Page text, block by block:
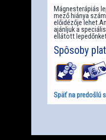
Mágnesterápiás
mező hiánya
előidézője
ajánljuk a
ellátott
Spôsoby
Späť na predošlú